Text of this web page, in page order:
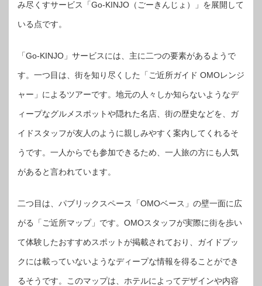
み尽くすサービス「Go-KINJO（ごーきんじょ）」を展開して
いる点です。
「Go-KINJO」サービスには、主に二つの要素があるようで
す。一つ目は、街を知り尽くした「ご近所ガイド OMOレンジ
ャー」によるツアーです。地元の人々しか知らないようなデ
ィープなグルメスポットや隠れた名店、街の歴史などを、ガ
イドスタッフが友人のように親しみやすく案内してくれるそ
うです。一人からでも参加できるため、一人旅の方にも人気
があると言われています。
二つ目は、パブリックスペース「OMOベース」の壁一面に広
がる「ご近所マップ」です。OMOスタッフが実際に街を歩い
て体験したおすすめスポットが掲載されており、ガイドブッ
クには載っていないようなディープな情報を得ることができ
るそうです。このマップは、ホテルによってデザインや内容